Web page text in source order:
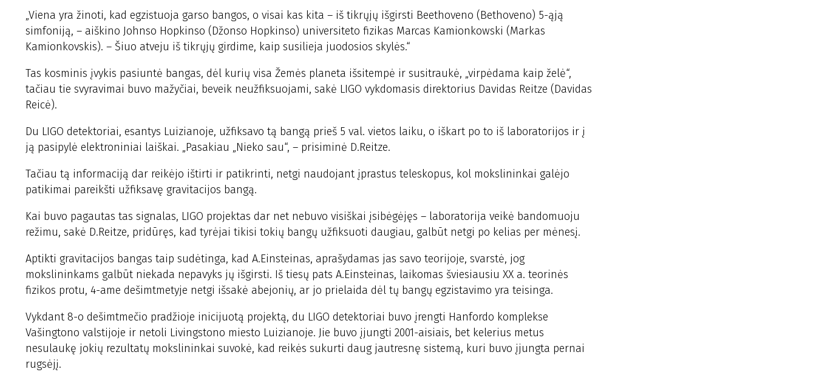
„Viena yra žinoti, kad egzistuoja garso bangos, o visai kas kita – iš tikrųjų išgirsti Beethoveno (Bethoveno) 5-ąją
simfoniją, – aiškino Johnso Hopkinso (Džonso Hopkinso) universiteto fizikas Marcas Kamionkowski (Markas
Kamionkovskis). – Šiuo atveju iš tikrųjų girdime, kaip susilieja juodosios skylės.“
Tas kosminis įvykis pasiuntė bangas, dėl kurių visa Žemės planeta išsitempė ir susitraukė, „virpėdama kaip želė“,
tačiau tie svyravimai buvo mažyčiai, beveik neužfiksuojami, sakė LIGO vykdomasis direktorius Davidas Reitze (Davidas
Reicė).
Du LIGO detektoriai, esantys Luizianoje, užfiksavo tą bangą prieš 5 val. vietos laiku, o iškart po to iš laboratorijos ir į
ją pasipylė elektroniniai laiškai. „Pasakiau „Nieko sau“, – prisiminė D.Reitze.
Tačiau tą informaciją dar reikėjo ištirti ir patikrinti, netgi naudojant įprastus teleskopus, kol mokslininkai galėjo
patikimai pareikšti užfiksavę gravitacijos bangą.
Kai buvo pagautas tas signalas, LIGO projektas dar net nebuvo visiškai įsibėgėjęs – laboratorija veikė bandomuoju
režimu, sakė D.Reitze, pridūręs, kad tyrėjai tikisi tokių bangų užfiksuoti daugiau, galbūt netgi po kelias per mėnesį.
Aptikti gravitacijos bangas taip sudėtinga, kad A.Einsteinas, aprašydamas jas savo teorijoje, svarstė, jog
mokslininkams galbūt niekada nepavyks jų išgirsti. Iš tiesų pats A.Einsteinas, laikomas šviesiausiu XX a. teorinės
fizikos protu, 4-ame dešimtmetyje netgi išsakė abejonių, ar jo prielaida dėl tų bangų egzistavimo yra teisinga.
Vykdant 8-o dešimtmečio pradžioje inicijuotą projektą, du LIGO detektoriai buvo įrengti Hanfordo komplekse
Vašingtono valstijoje ir netoli Livingstono miesto Luizianoje. Jie buvo įjungti 2001-aisiais, bet kelerius metus
nesulaukę jokių rezultatų mokslininkai suvokė, kad reikės sukurti daug jautresnę sistemą, kuri buvo įjungta pernai
rugsėjį.